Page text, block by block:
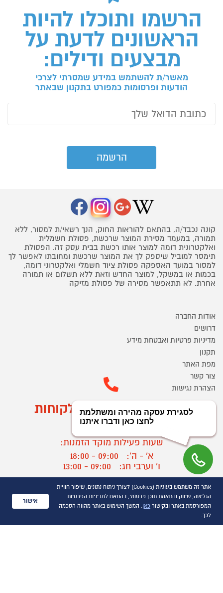
הרשמו ותוכלו להיות
הראשונים לדעת על
מבצעים ודילים:
מאשר/ת להשתמש במידע שמסרתי לצרכי
הודעות ופרסומות כמפורט בתקנון שבאתר
קונה נכבד/ה, בהתאם להוראות החוק, הנך רשאי/ת למסור, ללא
תמורה, במעמד מסירת המוצר שרכשת, פסולת חשמלית
ואלקטרונית דומה למוצר אותו רכשת בבית עסק זה. הפסולת
תימסר למוביל שיספק לך את המוצר שרכשת ומחובתו לאפשר לך
למסור במועד האספקה פסולת ציוד חשמלי ואלקטרוני דומה,
בכמות או במשקל, למוצר החדש וזאת ללא תשלום או תמורה
אחרת. לא תתאפשר מסירה של פסולת מזיקה
אודות החברה
דרושים
מדיניות פרטיות ואבטחת מידע
תקנון
מפת האתר
צור קשר
הצהרת נגישות
מוקד הזמנות ושירות לקוחות
03-9545370
שעות פעילות מוקד הזמנות:
א' - ה':
09:00 - 18:00
ו' וערבי חג:
09:00 - 13:00
שעות פעילות מוקד שירות לקוחות:
א' - ד':
09:00 - 16:30
ה :
09:00 - 16:00
אתר זה משתמש בעוגיות (Cookies) לצורך ניתוח נתונים, שיפור חוויית
הגלישה, שיווק והתאמת תוכן פרסומי, בהתאם למדיניות הפרטיות
המפורסמת באתר ובקישור כאן. המשך השימוש באתר מהווה הסכמה
לכך.
אישור